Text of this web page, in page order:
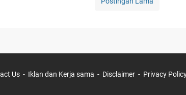
Us Iklan dan Kerja sama Disclaimer Privacy